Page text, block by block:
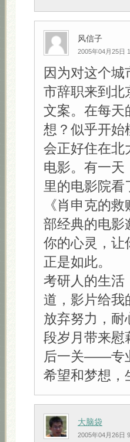
风信子
2005年04月25日
因为对这个
市辞职来到北
文案。在每天
想？似乎开始
会正好住在北
电影。有一天
里的电影院
《肖申克的
部经典的电影
你的心灵，让
正是如此。
考研人的生活
道，影片给我
放弃努力，耐
段岁月带来慰
后一关——专
希望和梦想，
大脑袋
2005年04月26日